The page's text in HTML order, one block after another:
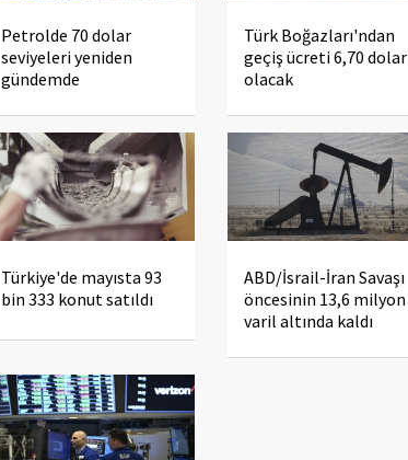
Petrolde 70 dolar
seviyeleri yeniden
gündemde
Türk Boğazları'ndan
geçiş ücreti 6,70 dolar
olacak
Türkiye'de mayısta 93
bin 333 konut satıldı
ABD/İsrail-İran Savaşı
öncesinin 13,6 milyon
varil altında kaldı